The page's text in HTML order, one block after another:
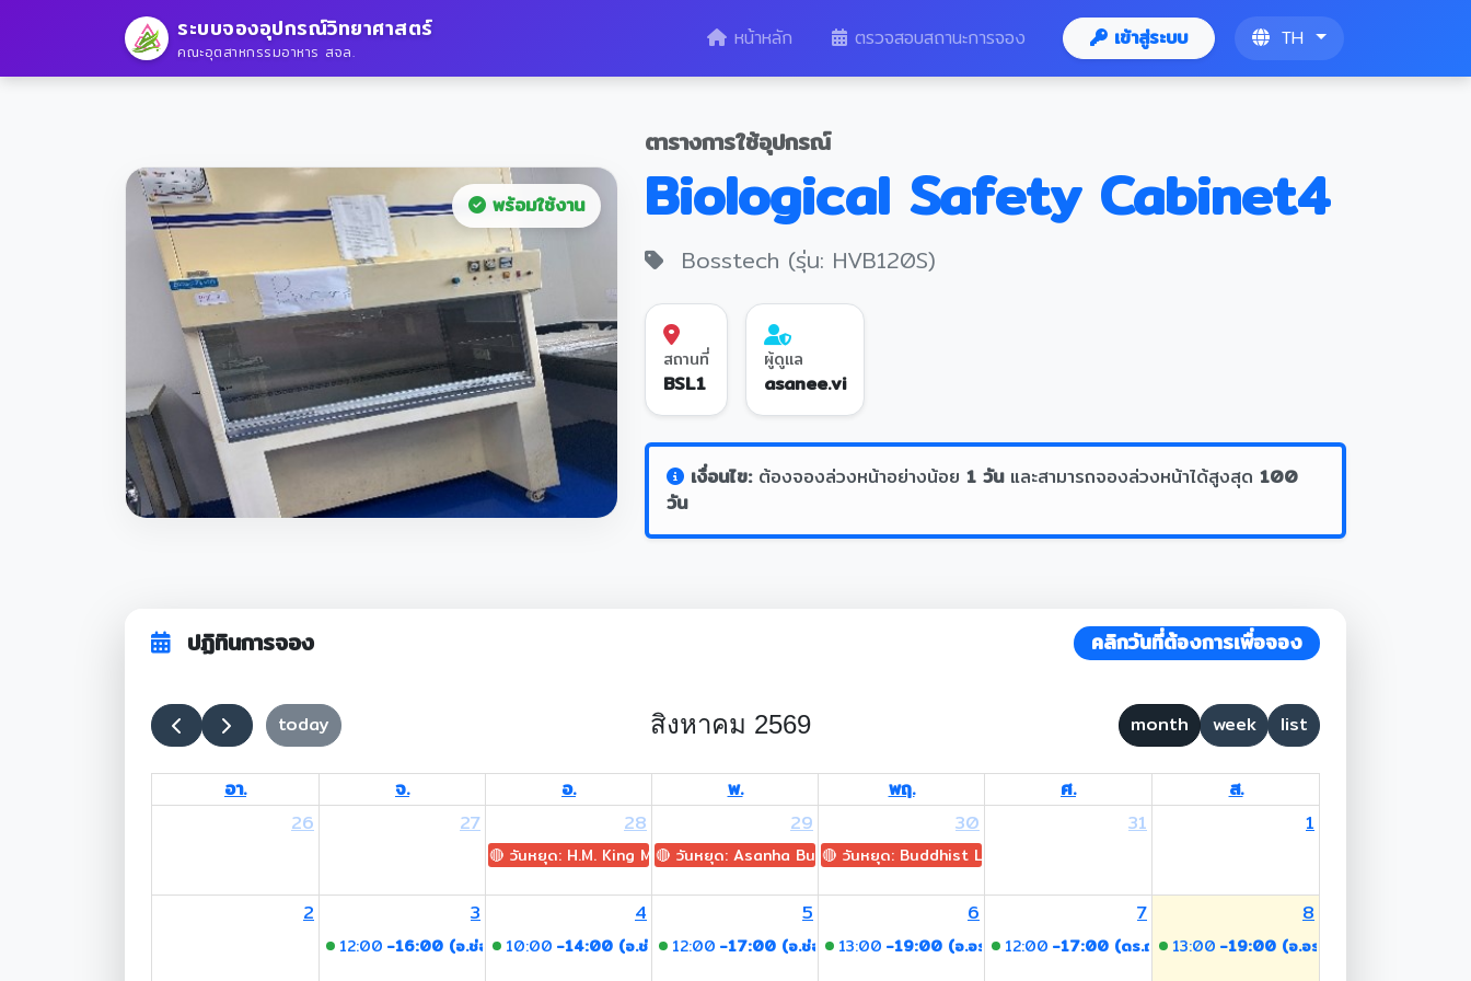
ระบบจองอุปกรณ์วิทยาศาสตร์
คณะอุตสาหกรรมอาหาร สจล.
หน้าหลัก ตรวจสอบสถานะการจอง เข้าสู่ระบบ TH
พร้อมใช้งาน
ตารางการใช้อุปกรณ์
Biological Safety Cabinet4
Bosstech (รุ่น: HVB120S)
สถานที่
BSL1
ผู้ดูแล
asanee.vi
เงื่อนไข:ต้องจองล่วงหน้าอย่างน้อย 1 วันและสามารถจองล่วงหน้าได้สูงสุด 100
วัน
ปฏิทินการจอง คลิกวันที่ต้องการเพื่อจอง
today สิงหาคม 2569 month week list
อา. จ. อ. พ. พฤ. ศ.
ส.
26
27 28
🔴 วันหยุด: H.M. King Maha Vajiralongkorn's Birthday
29
🔴 วันหยุด: Asanha Bucha Day
30
🔴 วันหยุด: Buddhist Lent Day
31 1
2 3
12:00 -16:00 (อ.ช่อผกา)
4
10:00 -14:00 (อ.ช่อผกา)
5
12:00 -17:00 (อ.ช่อผกา)
6
13:00 -19:00 (อ.อรชร)
7
12:00 -17:00 (ดร.ณัฐพร โชติกาวินทร์)
8
13:00 -19:00 (อ.อรชร)